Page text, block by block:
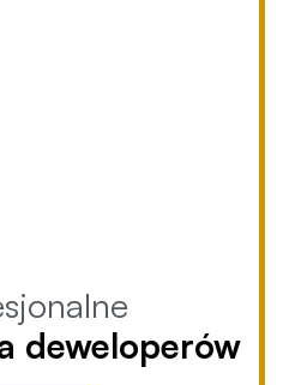
deweloperów